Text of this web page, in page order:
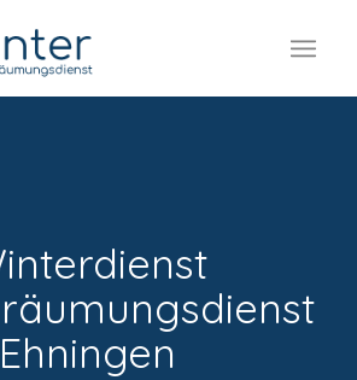
Ehningen